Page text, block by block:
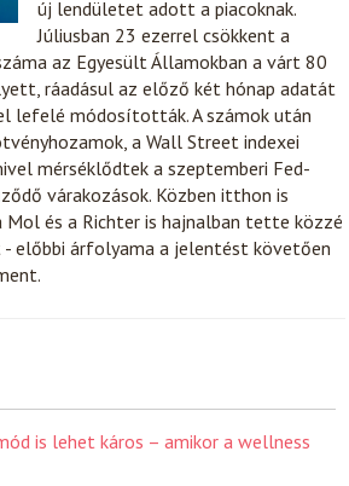
új lendületet adott a piacoknak.
Júliusban 23 ezerrel csökkent a
az Egyesült Államokban a várt 80
ráadásul az előző két hónap adatát
lefelé módosították. A számok után
a Wall Street indexei
mérséklődtek a szeptemberi Fed-
várakozások. Közben itthon is
Mol és a Richter is hajnalban tette közzé
- előbbi árfolyama a jelentést követően
is lehet káros – amikor a wellness